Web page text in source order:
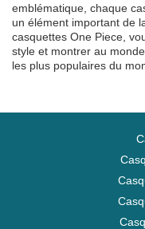
emblématique, chaque
un élément important de
casquettes One Piece,
style et montrer au
les plus populaires du